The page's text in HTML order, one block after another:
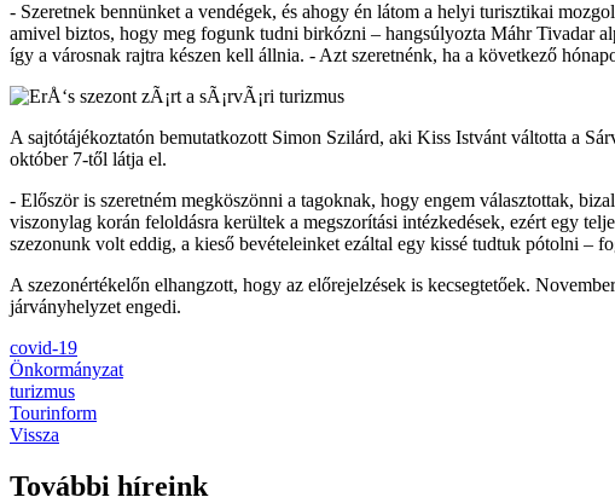
- Szeretnek bennünket a vendégek, és ahogy én látom a helyi turisztikai
amivel biztos, hogy meg fogunk tudni birkózni – hangsúlyozta Máhr Tivadar
így a városnak rajtra készen kell állnia. - Azt szeretnénk, ha a következő
A sajtótájékoztatón bemutatkozott Simon Szilárd, aki Kiss Istvánt váltotta a
október 7-től látja el.
- Először is szeretném megköszönni a tagoknak, hogy engem választottak,
viszonylag korán feloldásra kerültek a megszorítási intézkedések, ezért egy
szezonunk volt eddig, a kieső bevételeinket ezáltal egy kissé tudtuk pótolni –
A szezonértékelőn elhangzott, hogy az előrejelzések is kecsegtetőek.
járványhelyzet engedi.
covid-19
Önkormányzat
turizmus
Tourinform
Vissza
További híreink